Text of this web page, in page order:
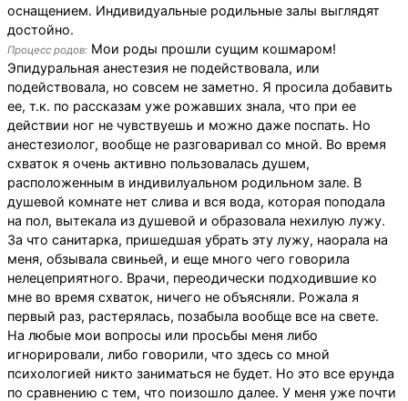
оснащением. Индивидуальные родильные залы выглядят
достойно.
Процесс родов: Мои роды прошли сущим кошмаром!
Эпидуральная анестезия не подействовала, или
подействовала, но совсем не заметно. Я просила добавить
ее, т.к. по рассказам уже рожавших знала, что при ее
действии ног не чувствуешь и можно даже поспать. Но
анестезиолог, вообще не разговаривал со мной. Во время
схваток я очень активно пользовалась душем,
расположенным в индивилуальном родильном зале. В
душевой комнате нет слива и вся вода, которая поподала
на пол, вытекала из душевой и образовала нехилую лужу.
За что санитарка, пришедшая убрать эту лужу, наорала на
меня, обзывала свиньей, и еще много чего говорила
нелецеприятного. Врачи, переодически подходившие ко
мне во время схваток, ничего не объясняли. Рожала я
первый раз, растерялась, позабыла вообще все на свете.
На любые мои вопросы или просьбы меня либо
игнорировали, либо говорили, что здесь со мной
психологией никто заниматься не будет. Но это все ерунда
по сравнению с тем, что поизошло далее. У меня уже почти